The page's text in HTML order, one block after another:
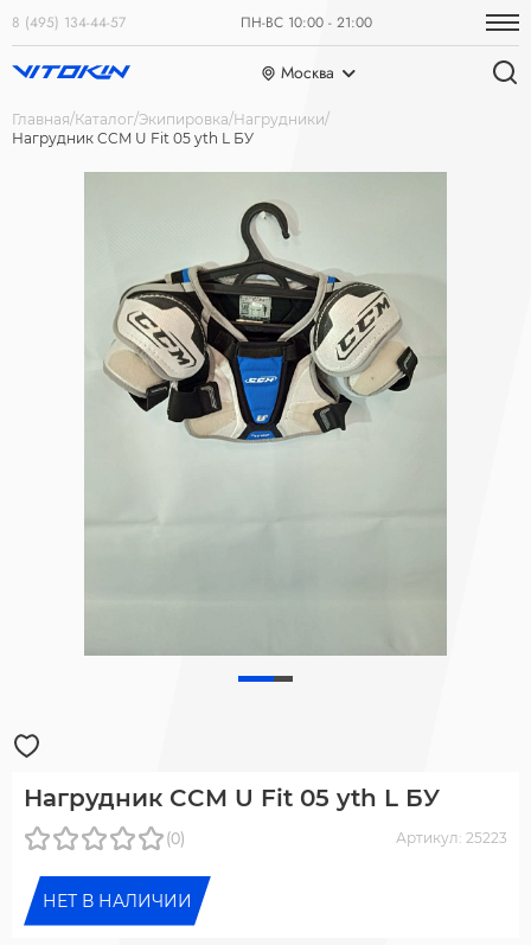
8 (495) 134-44-57 ПН-ВС 10:00 - 21:00
Москва
Главная Каталог Экипировка Нагрудники
Нагрудник CCM U Fit 05 yth L БУ
Нагрудник CCM U Fit 05 yth L БУ
(0) Артикул: 25223
НЕТ В НАЛИЧИИ